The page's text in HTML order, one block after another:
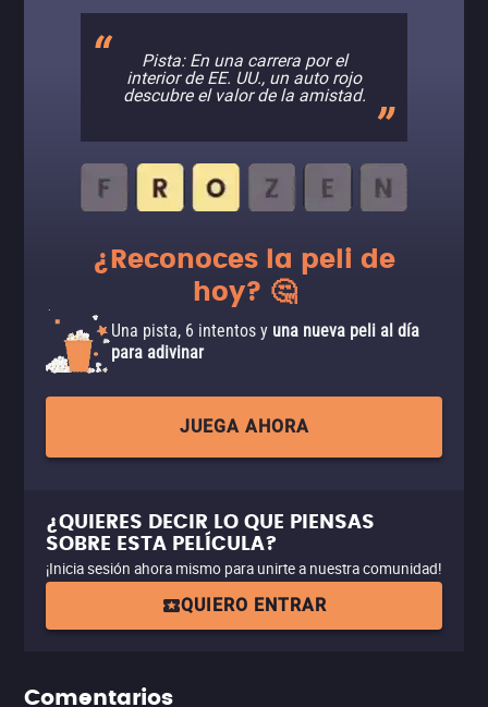
Pista: En una carrera por el
interior de EE. UU., un auto rojo
descubre el valor de la amistad.
¿Reconoces la peli de
hoy? 🤔
Una pista, 6 intentos y una nueva peli al día
para adivinar
JUEGA AHORA
¿QUIERES DECIR LO QUE PIENSAS
SOBRE ESTA PELÍCULA?
¡Inicia sesión ahora mismo para unirte a nuestra comunidad!
QUIERO ENTRAR
Comentarios